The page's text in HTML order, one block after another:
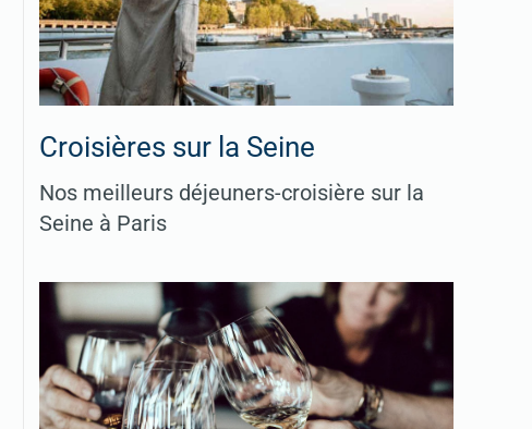
Croisières sur la Seine
Nos meilleurs déjeuners-croisière sur la
Seine à Paris